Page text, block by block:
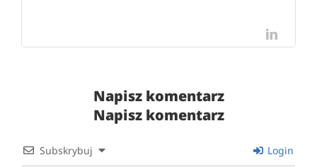
LinkedIn
Napisz komentarz
Napisz komentarz
Subskrybuj Login